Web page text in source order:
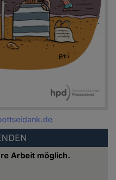
Arbeit möglich.